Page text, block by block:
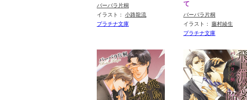
バーバラ片桐
イラスト： 小路龍流
プラチナ文庫
て
バーバラ片桐
イラスト： 藤村綾生
プラチナ文庫